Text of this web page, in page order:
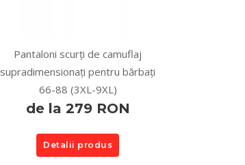
Pantaloni scurți de camuflaj
supradimensionați pentru bărbați
66-88 (3XL-9XL)
de la 279 RON
Detalii produs